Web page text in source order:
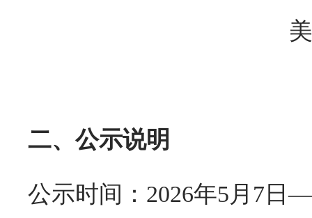
二、公示说明
公示时间：2026年5月7日